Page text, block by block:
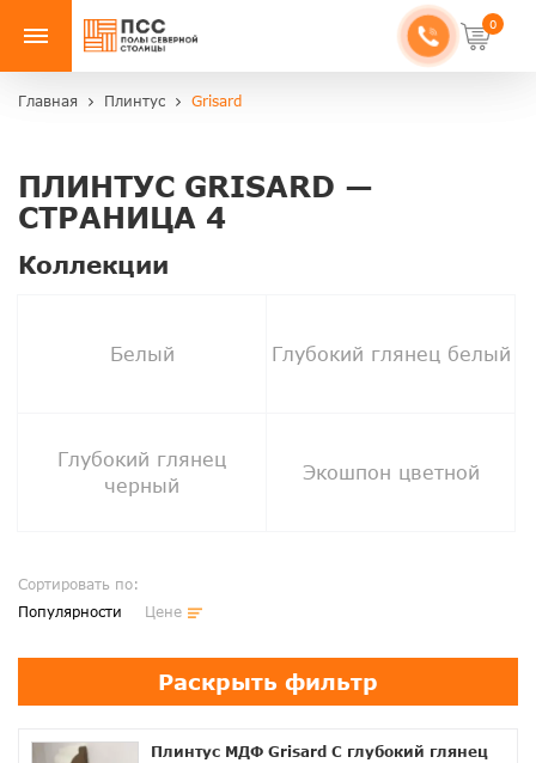
0
Главная Плинтус Grisard
ПЛИНТУС GRISARD —
СТРАНИЦА 4
Коллекции
Белый Глубокий глянец белый
Глубокий глянец
черный
Экошпон цветной
Сортировать по:
Популярности
Цене
Раскрыть фильтр
Плинтус МДФ Grisard C глубокий глянец